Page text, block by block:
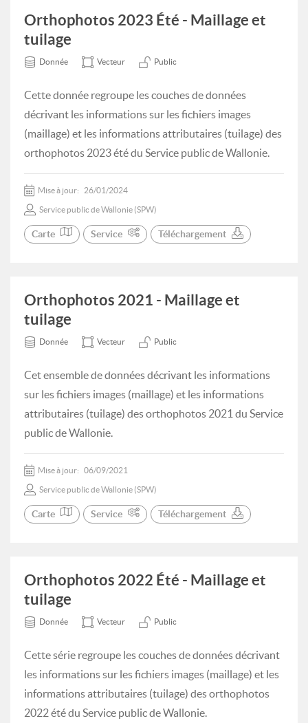
Orthophotos 2023 Été - Maillage et
tuilage
Donnée Vecteur Public
Cette donnée regroupe les couches de données
décrivant les informations sur les fichiers images
(maillage) et les informations attributaires (tuilage) des
orthophotos 2023 été du Service public de Wallonie.
Mise à jour: 26/01/2024
Service public de Wallonie (SPW)
Carte Service Téléchargement
Orthophotos 2021 - Maillage et
tuilage
Donnée Vecteur Public
Cet ensemble de données décrivant les informations
sur les fichiers images (maillage) et les informations
attributaires (tuilage) des orthophotos 2021 du Service
public de Wallonie.
Mise à jour: 06/09/2021
Service public de Wallonie (SPW)
Carte Service Téléchargement
Orthophotos 2022 Été - Maillage et
tuilage
Donnée Vecteur Public
Cette série regroupe les couches de données décrivant
les informations sur les fichiers images (maillage) et les
informations attributaires (tuilage) des orthophotos
2022 été du Service public de Wallonie.